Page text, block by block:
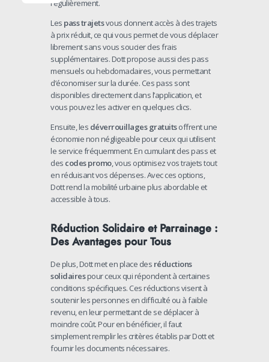
régulièrement.
Les pass trajetsvous donnent accès à des trajets
à prix réduit, ce qui vous permet de vous déplacer
librement sans vous soucier des frais
supplémentaires. Dott propose aussi des pass
mensuels ou hebdomadaires, vous permettant
d’économiser sur la durée. Ces pass sont
disponibles directement dans l’application, et
vous pouvez les activer en quelques clics.
Ensuite, les déverrouillages gratuitsoffrent une
économie non négligeable pour ceux qui utilisent
le service fréquemment. En cumulant des pass et
des codes promo, vous optimisez vos trajets tout
en réduisant vos dépenses. Avec ces options,
Dott rend la mobilité urbaine plus abordable et
accessible à tous.
Réduction Solidaire et Parrainage :
Des Avantages pour Tous
De plus, Dott met en place des réductions
solidairespour ceux qui répondent à certaines
conditions spécifiques. Ces réductions visent à
soutenir les personnes en difficulté ou à faible
revenu, en leur permettant de se déplacer à
moindre coût. Pour en bénéficier, il faut
simplement remplir les critères établis par Dott et
fournir les documents nécessaires.